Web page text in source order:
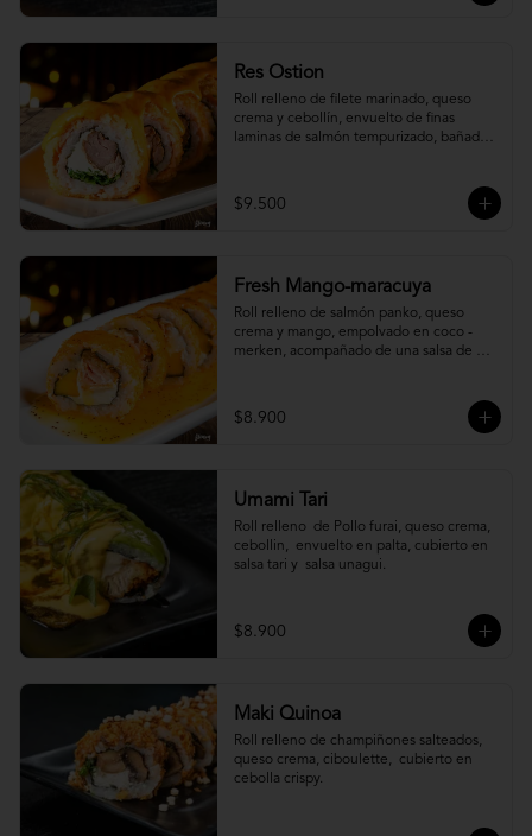
Res Ostion
Roll relleno de filete marinado, queso
crema y cebollín, envuelto de finas
laminas de salmón tempurizado, bañada
$9.500
Fresh Mango-maracuya
Roll relleno de salmón panko, queso
crema y mango, empolvado en coco -
merken, acompañado de una salsa de
$8.900
Umami Tari
Roll relleno  de Pollo furai, queso crema,
cebollin,  envuelto en palta, cubierto en
salsa tari y  salsa unagui.
$8.900
Maki Quinoa
​Roll relleno de champiñones salteados,
queso crema, ciboulette,  cubierto en
cebolla crispy.